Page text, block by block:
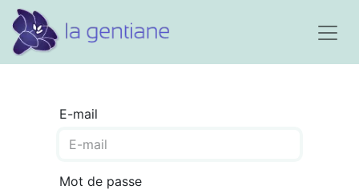
E-mail
Mot de passe